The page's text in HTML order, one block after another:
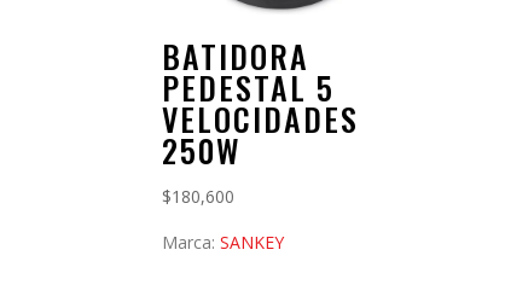
BATIDORA
PEDESTAL 5
VELOCIDADES
250W
$180,600
Marca:SANKEY